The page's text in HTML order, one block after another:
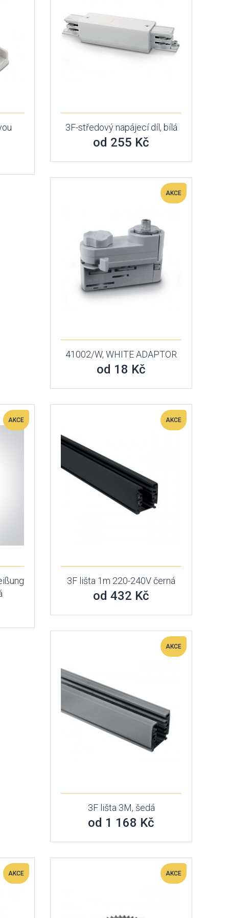
3F-středový napájecí díl, bílá
od 255 Kč
AKCE
41002/W, WHITE ADAPTOR
od 18 Kč
AKCE AKCE
3F lišta 1m 220-240V černá
od 432 Kč
AKCE
3F lišta 3M, šedá
od 1 168 Kč
AKCE AKCE